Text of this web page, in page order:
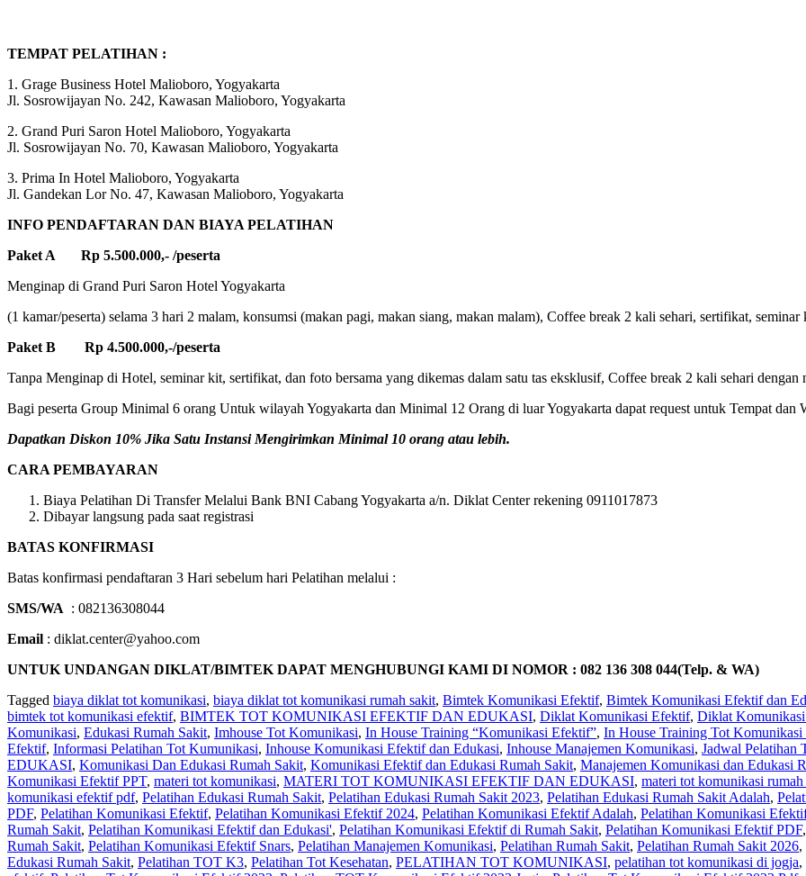
TEMPAT PELATIHAN :
1. Grage Business Hotel Malioboro, Yogyakarta
Jl. Sosrowijayan No. 242, Kawasan Malioboro, Yogyakarta
2. Grand Puri Saron Hotel Malioboro, Yogyakarta
Jl. Sosrowijayan No. 70, Kawasan Malioboro, Yogyakarta
3. Prima In Hotel Malioboro, Yogyakarta
Jl. Gandekan Lor No. 47, Kawasan Malioboro, Yogyakarta
INFO PENDAFTARAN DAN BIAYA PELATIHAN
Paket A Rp 5.500.000,- /peserta
Menginap di Grand Puri Saron Hotel Yogyakarta
(1 kamar/peserta) selama 3 hari 2 malam, konsumsi (makan pagi, makan siang, makan malam), Coffee break 2 kali sehari, sertifikat,
Paket B Rp 4.500.000,-/peserta
Tanpa Menginap di Hotel, seminar kit, sertifikat, dan foto bersama yang dikemas dalam satu tas eksklusif, Coffee break 2 kali sehari dengan
Bagi peserta Group Minimal 6 orang Untuk wilayah Yogyakarta dan Minimal 12 Orang di luar Yogyakarta dapat request untuk Tempat dan
Dapatkan Diskon 10% Jika Satu Instansi Mengirimkan Minimal 10 orang atau lebih.
CARA PEMBAYARAN
Biaya Pelatihan Di Transfer Melalui Bank BNI Cabang Yogyakarta a/n. Diklat Center rekening 0911017873
Dibayar langsung pada saat registrasi
BATAS KONFIRMASI
Batas konfirmasi pendaftaran 3 Hari sebelum hari Pelatihan melalui :
SMS/WA : 082136308044
Email : diklat.center@yahoo.com
UNTUK UNDANGAN DIKLAT/BIMTEK DAPAT MENGHUBUNGI KAMI DI NOMOR : 082 136 308 044(Telp. & WA)
Tagged biaya diklat tot komunikasi, biaya diklat tot komunikasi rumah sakit, Bimtek Komunikasi Efektif, Bimtek Komunikasi Efektif dan
bimtek tot komunikasi efektif, BIMTEK TOT KOMUNIKASI EFEKTIF DAN EDUKASI, Diklat Komunikasi Efektif, Diklat
Komunikasi, Edukasi Rumah Sakit, Imhouse Tot Komunikasi, In House Training “Komunikasi Efektif”, In House Training Tot
Efektif, Informasi Pelatihan Tot Kumunikasi, Inhouse Komunikasi Efektif dan Edukasi, Inhouse Manajemen Komunikasi, Jadwal Pelatihan
EDUKASI, Komunikasi Dan Edukasi Rumah Sakit, Komunikasi Efektif dan Edukasi Rumah Sakit, Manajemen Komunikasi dan Edukasi
Komunikasi Efektif PPT, materi tot komunikasi, MATERI TOT KOMUNIKASI EFEKTIF DAN EDUKASI, materi tot komunikasi rumah
komunikasi efektif pdf, Pelatihan Edukasi Rumah Sakit, Pelatihan Edukasi Rumah Sakit 2023, Pelatihan Edukasi Rumah Sakit Adalah,
PDF, Pelatihan Komunikasi Efektif, Pelatihan Komunikasi Efektif 2024, Pelatihan Komunikasi Efektif Adalah, Pelatihan Komunikasi
Rumah Sakit, Pelatihan Komunikasi Efektif dan Edukasi', Pelatihan Komunikasi Efektif di Rumah Sakit, Pelatihan Komunikasi Efektif PDF
Rumah Sakit, Pelatihan Komunikasi Efektif Snars, Pelatihan Manajemen Komunikasi, Pelatihan Rumah Sakit‎, Pelatihan Rumah Sakit 2026,
Edukasi Rumah Sakit, Pelatihan TOT K3, Pelatihan Tot Kesehatan, PELATIHAN TOT KOMUNIKASI, pelatihan tot komunikasi di jogja,